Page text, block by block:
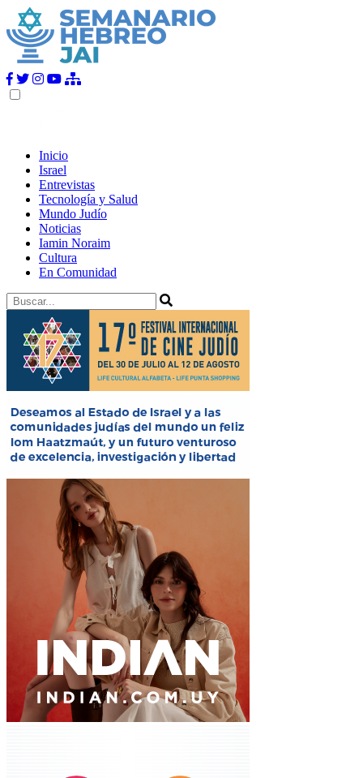
Inicio
Israel
Entrevistas
Tecnología y Salud
Mundo Judío
Noticias
Iamin Noraim
Cultura
En Comunidad